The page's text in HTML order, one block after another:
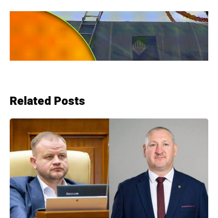
Related Posts